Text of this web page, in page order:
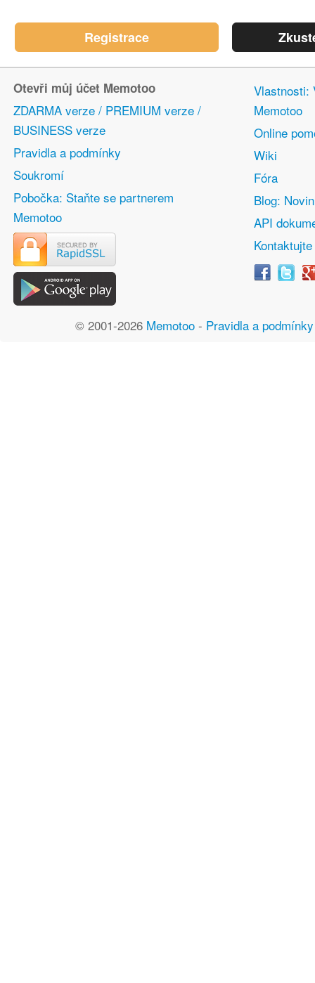
Registrace
Otevři můj účet Memotoo
ZDARMA verze / PREMIUM verze /
BUSINESS verze
Pravidla a podmínky
Soukromí
Pobočka: Staňte se partnerem
Memotoo
Vlastnosti:
Memotoo
Online
Wiki
Fóra
Blog:
API
© 2001-2026 Memotoo- Pravidla a podmínky